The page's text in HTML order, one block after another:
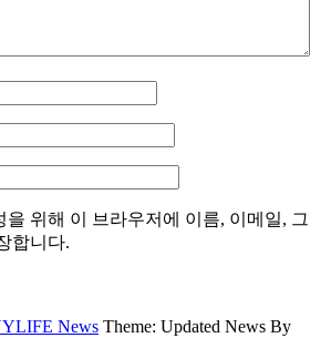
을 위해 이 브라우저에 이름, 이메일, 그
합니다.
News Theme: Updated News By